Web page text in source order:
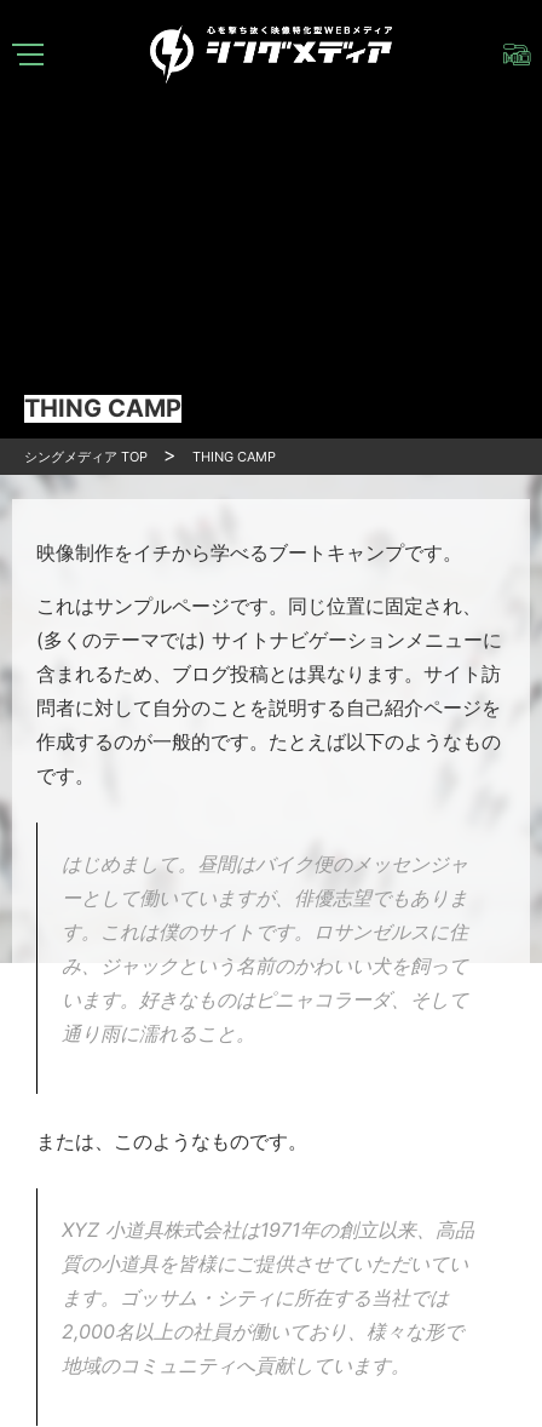
THING CAMP
シングメディア TOP THING CAMP
映像制作をイチから学べるブートキャンプです。
これはサンプルページです。同じ位置に固定され、
(多くのテーマでは) サイトナビゲーションメニューに
含まれるため、ブログ投稿とは異なります。サイト訪
問者に対して自分のことを説明する自己紹介ページを
作成するのが一般的です。たとえば以下のようなもの
です。
はじめまして。昼間はバイク便のメッセンジャ
ーとして働いていますが、俳優志望でもありま
す。これは僕のサイトです。ロサンゼルスに住
み、ジャックという名前のかわいい犬を飼って
います。好きなものはピニャコラーダ、そして
通り雨に濡れること。
または、このようなものです。
XYZ 小道具株式会社は1971年の創立以来、高品
質の小道具を皆様にご提供させていただいてい
ます。ゴッサム・シティに所在する当社では
2,000名以上の社員が働いており、様々な形で
地域のコミュニティへ貢献しています。